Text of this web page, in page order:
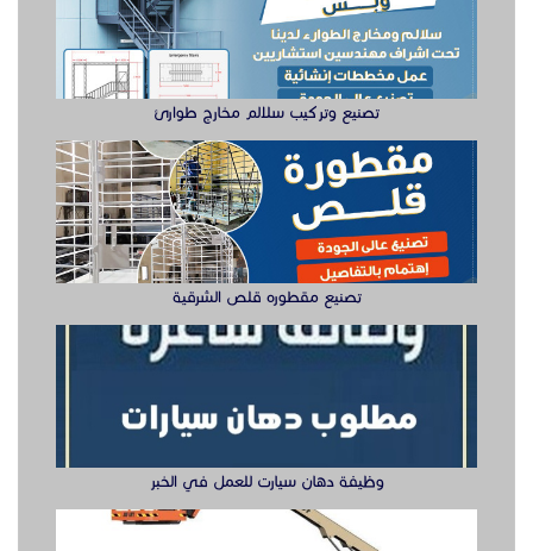
تصنيع مقطوره قلص الشرقية
وظيفة دهان سيارت للعمل في الخبر